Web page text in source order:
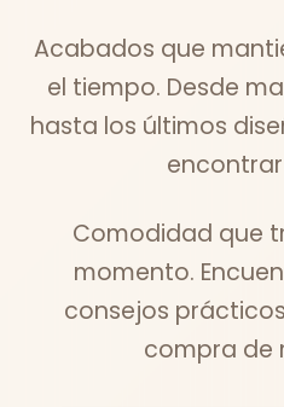
Acabados que
el tiempo. Desde
hasta los últimos
Comodidad que
momento.
consejos
compra de